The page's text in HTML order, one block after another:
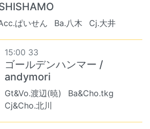
ぱいせん Ba.八木 Cj.大井
15:00 33
ゴールデンハンマー /
andymori
Gt&Vo.渡辺(暁)
Ba&Cho.tkg
Cj&Cho.北川